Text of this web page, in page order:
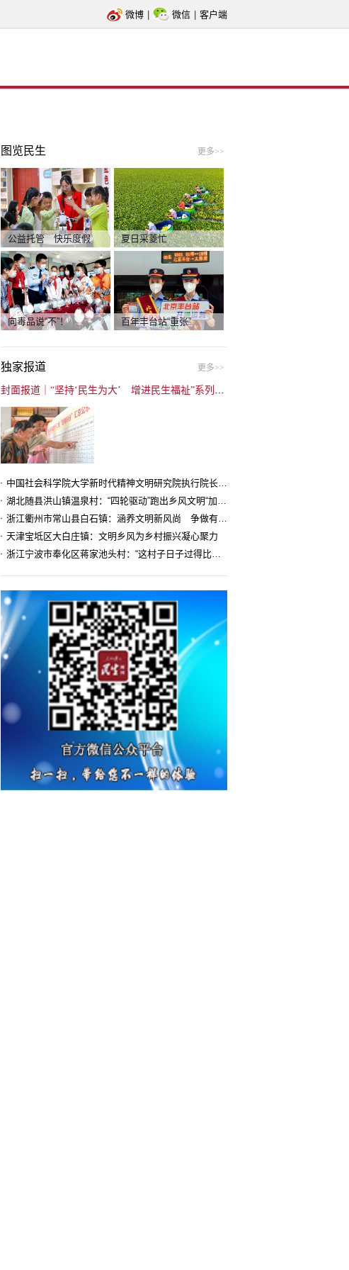
微博 微信 客户端
图览民生 更多>>
公益托管 快乐度假 夏日采菱忙
向毒品说“不”！ 百年丰台站“重张”
独家报道 更多>>
中国社会科学院大学新时代精神文明研究院执行院长王维国：文明村镇创建为乡村注入持久发展动力
湖北随县洪山镇温泉村：“四轮驱动”跑出乡风文明“加速度”
浙江衢州市常山县白石镇：涵养文明新风尚 争做有礼白石人
天津宝坻区大白庄镇：文明乡风为乡村振兴凝心聚力
浙江宁波市奉化区蒋家池头村：“这村子日子过得比城里还舒心”